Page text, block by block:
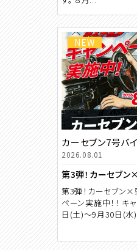
NEW
カーセブン7号バ
2026.08.01
第3弾！カーセブン×
ペーン実施中！！
日(土)～9月30日(水